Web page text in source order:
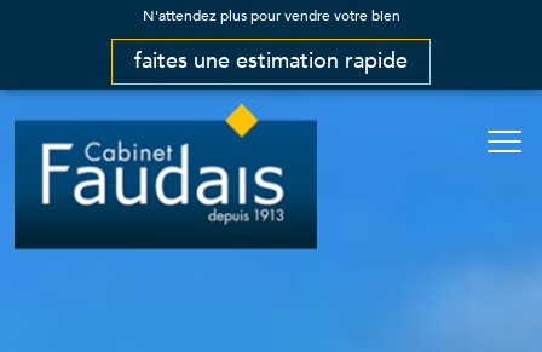
N'attendez plus pour vendre votre bien
faites une estimation rapide